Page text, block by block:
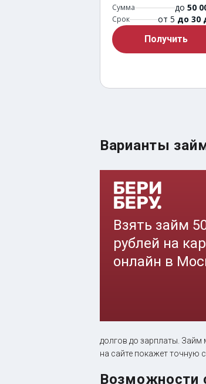
Сумма до 50
Срок от 5 до 30
Получить
Варианты
долгов до зарплаты. Займ
на сайте покажет точную
Возможности